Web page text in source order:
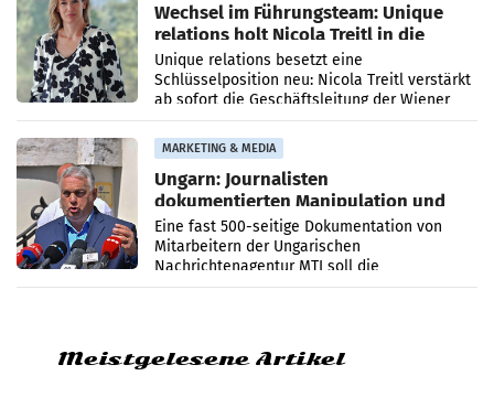
Wechsel im Führungsteam: Unique
relations holt Nicola Treitl in die
Geschäftsleitung
Unique relations besetzt eine
Schlüsselposition neu: Nicola Treitl verstärkt
ab sofort die Geschäftsleitung der Wiener
PR-Agentur an der Seite von Josef Kalina und
Anna Kalina-Mahr.
MARKETING & MEDIA
Ungarn: Journalisten
dokumentierten Manipulation und
Zensur
Eine fast 500-seitige Dokumentation von
Mitarbeitern der Ungarischen
Nachrichtenagentur MTI soll die
systematische Nachrichten-Manipulation und
Meistgelesene Artikel